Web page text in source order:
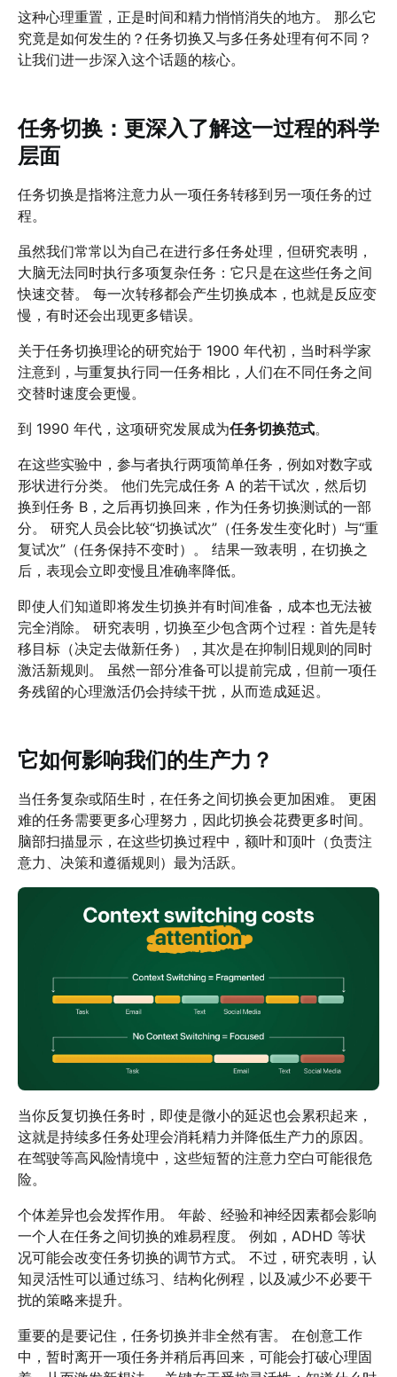
这种心理重置，正是时间和精力悄悄消失的地方。 那么它
究竟是如何发生的？任务切换又与多任务处理有何不同？
让我们进一步深入这个话题的核心。
任务切换：更深入了解这一过程的科学
层面
任务切换是指将注意力从一项任务转移到另一项任务的过
程。
虽然我们常常以为自己在进行多任务处理，但研究表明，
大脑无法同时执行多项复杂任务：它只是在这些任务之间
快速交替。 每一次转移都会产生切换成本，也就是反应变
慢，有时还会出现更多错误。
关于任务切换理论的研究始于 1900 年代初，当时科学家
注意到，与重复执行同一任务相比，人们在不同任务之间
交替时速度会更慢。
到 1990 年代，这项研究发展成为任务切换范式。
在这些实验中，参与者执行两项简单任务，例如对数字或
形状进行分类。 他们先完成任务 A 的若干试次，然后切
换到任务 B，之后再切换回来，作为任务切换测试的一部
分。 研究人员会比较“切换试次”（任务发生变化时）与“重
复试次”（任务保持不变时）。 结果一致表明，在切换之
后，表现会立即变慢且准确率降低。
即使人们知道即将发生切换并有时间准备，成本也无法被
完全消除。 研究表明，切换至少包含两个过程：首先是转
移目标（决定去做新任务），其次是在抑制旧规则的同时
激活新规则。 虽然一部分准备可以提前完成，但前一项任
务残留的心理激活仍会持续干扰，从而造成延迟。
它如何影响我们的生产力？
当任务复杂或陌生时，在任务之间切换会更加困难。 更困
难的任务需要更多心理努力，因此切换会花费更多时间。
脑部扫描显示，在这些切换过程中，额叶和顶叶（负责注
意力、决策和遵循规则）最为活跃。
当你反复切换任务时，即使是微小的延迟也会累积起来，
这就是持续多任务处理会消耗精力并降低生产力的原因。
在驾驶等高风险情境中，这些短暂的注意力空白可能很危
险。
个体差异也会发挥作用。 年龄、经验和神经因素都会影响
一个人在任务之间切换的难易程度。 例如，ADHD 等状
况可能会改变任务切换的调节方式。 不过，研究表明，认
知灵活性可以通过练习、结构化例程，以及减少不必要干
扰的策略来提升。
重要的是要记住，任务切换并非全然有害。 在创意工作
中，暂时离开一项任务并稍后再回来，可能会打破心理固